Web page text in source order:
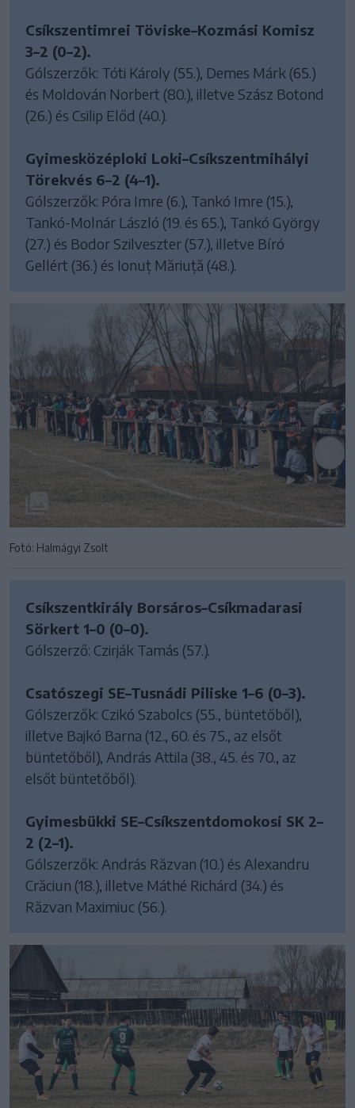
Csíkszentimrei Töviske–Kozmási Komisz
3–2 (0–2).
Gólszerzők: Tóti Károly (55.), Demes Márk (65.)
és Moldován Norbert (80.), illetve Szász Botond
(26.) és Csilip Előd (40.).
Gyimesközéploki Loki–Csíkszentmihályi
Törekvés 6–2 (4–1).
Gólszerzők: Póra Imre (6.), Tankó Imre (15.),
Tankó-Molnár László (19. és 65.), Tankó György
(27.) és Bodor Szilveszter (57.), illetve Bíró
Gellért (36.) és Ionuț Măriuță (48.).
Fotó: Halmágyi Zsolt
Csíkszentkirály Borsáros–Csíkmadarasi
Sörkert 1–0 (0–0).
Gólszerző: Czirják Tamás (57.).
Csatószegi SE–Tusnádi Piliske 1–6 (0–3).
Gólszerzők: Czikó Szabolcs (55., büntetőből),
illetve Bajkó Barna (12., 60. és 75., az elsőt
büntetőből), András Attila (38., 45. és 70., az
elsőt büntetőből).
Gyimesbükki SE–Csíkszentdomokosi SK 2–
2 (2–1).
Gólszerzők: András Răzvan (10.) és Alexandru
Crăciun (18.), illetve Máthé Richárd (34.) és
Răzvan Maximiuc (56.).